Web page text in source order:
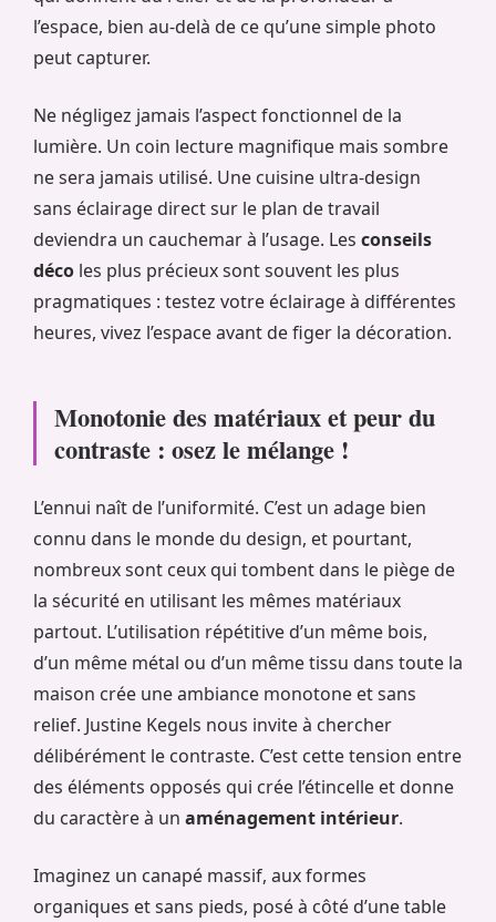
l’espace, bien au-delà de ce qu’une simple photo
peut capturer.
Ne négligez jamais l’aspect fonctionnel de la
lumière. Un coin lecture magnifique mais sombre
ne sera jamais utilisé. Une cuisine ultra-design
sans éclairage direct sur le plan de travail
deviendra un cauchemar à l’usage. Les conseils
déco les plus précieux sont souvent les plus
pragmatiques : testez votre éclairage à différentes
heures, vivez l’espace avant de figer la décoration.
Monotonie des matériaux et peur du
contraste : osez le mélange !
L’ennui naît de l’uniformité. C’est un adage bien
connu dans le monde du design, et pourtant,
nombreux sont ceux qui tombent dans le piège de
la sécurité en utilisant les mêmes matériaux
partout. L’utilisation répétitive d’un même bois,
d’un même métal ou d’un même tissu dans toute la
maison crée une ambiance monotone et sans
relief. Justine Kegels nous invite à chercher
délibérément le contraste. C’est cette tension entre
des éléments opposés qui crée l’étincelle et donne
du caractère à un aménagement intérieur.
Imaginez un canapé massif, aux formes
organiques et sans pieds, posé à côté d’une table